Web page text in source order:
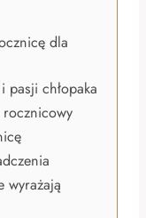
dla
pasji chłopaka
wyrażają